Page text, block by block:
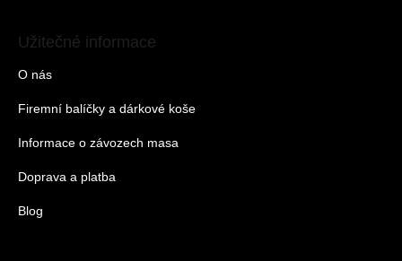
Užitečné informace
O nás
Firemní balíčky a dárkové koše
Informace o závozech masa
Doprava a platba
Blog